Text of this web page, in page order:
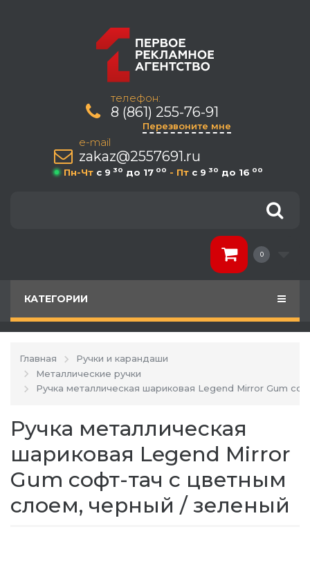
телефон:
8 (861) 255-76-91
Перезвоните мне
e-mail
zakaz@2557691.ru
Пн-Чт c 9 30 до 17 00 - Пт c 9 30 до 16 00
0
КАТЕГОРИИ
Главная
Ручки и карандаши
Металлические ручки
Ручка металлическая шариковая Legend Mirror Gum
Ручка металлическая
шариковая Legend Mirror
Gum софт-тач с цветным
слоем, черный / зеленый